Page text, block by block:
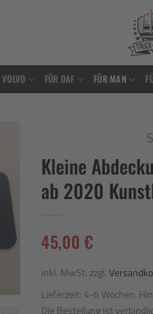
FÜR DAF FÜR MAN
Kleine
ab 2020
45,00€
inkl. MwSt. zzgl.
Lieferzeit: 4-6 Wochen.
Die Bestellung ist